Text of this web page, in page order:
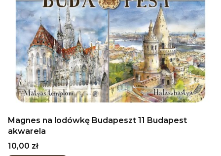
Magnes na lodówkę Budapeszt 11 Budapest
akwarela
Cena
10,00 zł